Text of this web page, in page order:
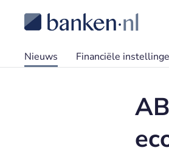
Nieuws Financiële